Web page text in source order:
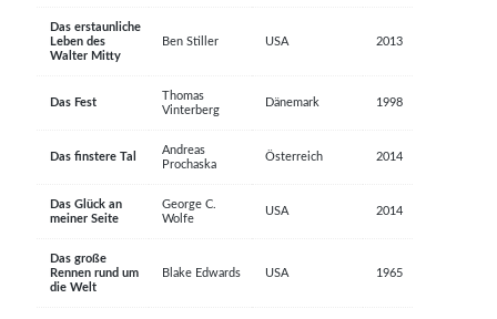
Das erstaunliche
Leben des
Walter Mitty
Ben Stiller USA 2013
Das Fest
Thomas
Vinterberg
Dänemark 1998
Das finstere Tal
Andreas
Prochaska
Österreich 2014
Das Glück an
meiner Seite
George C.
Wolfe
USA 2014
Das große
Rennen rund um
die Welt
Blake Edwards USA 1965